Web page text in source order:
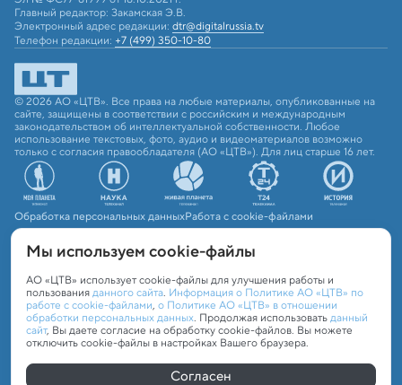
Главный редактор: Закамская Э.В.
Электронный адрес редакции: dtr@digitalrussia.tv
Телефон редакции: +7 (499) 350-10-80
© 2026 АО «ЦТВ». Все права на любые материалы, опубликованные на
сайте, защищены в соответствии с российским и международным
законодательством об интеллектуальной собственности. Любое
использование текстовых, фото, аудио и видеоматериалов возможно
только с согласия правообладателя (АО «ЦТВ»). Для лиц старше 16 лет.
Обработка персональных данныхРабота с cookie-файлами
Мы используем сookie-файлы
АО «ЦТВ» использует cookie-файлы для улучшения работы и
пользованияданного сайта. Информация о Политике АО «ЦТВ» по
работе с cookie-файлами, о Политике АО «ЦТВ» в отношении
обработки персональных данных. Продолжая использоватьданный
сайт, Вы даете согласие на обработку cookie-файлов. Вы можете
отключить cookie-файлы в настройках Вашего браузера.
Согласен